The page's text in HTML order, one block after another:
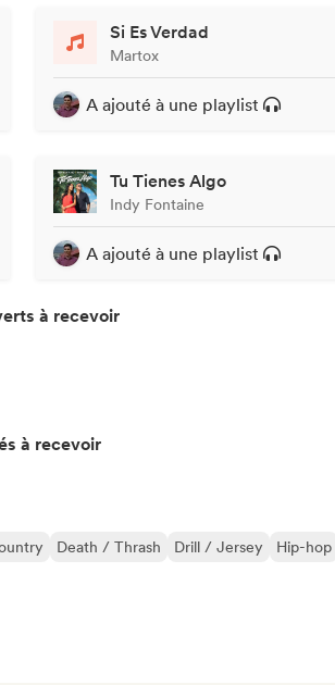
Si Es Verdad
Martox
A ajouté à une playlist
Tu Tienes Algo
Indy Fontaine
A ajouté à une playlist
à recevoir
à recevoir
Death / Thrash Drill / Jersey
Hip-hop